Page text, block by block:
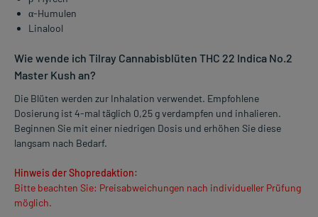
α-Humulen
Linalool
Wie wende ich Tilray Cannabisblüten THC 22 Indica No.2
Master Kush an?
Die Blüten werden zur Inhalation verwendet. Empfohlene
Dosierung ist 4-mal täglich 0,25 g verdampfen und inhalieren.
Beginnen Sie mit einer niedrigen Dosis und erhöhen Sie diese
langsam nach Bedarf.
Hinweis der Shopredaktion:
Bitte beachten Sie: Preisabweichungen nach individueller Prüfung
möglich.